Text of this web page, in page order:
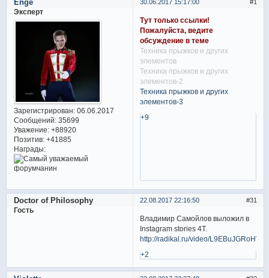
1
30.06.2017 15:17:00
Enge
Эксперт
Зарегистрирован: 06.06.2017
Сообщений:35699
Уважение: +88920
Позитив: +41885
Награды:
Тут только ссылки!
Пожалуйста, ведите
обсуждение в теме
Техника прыжков и других
элементов
Техника прыжков и других
элементов-2
Техника прыжков и других
элементов-3
+9
31
22.08.2017 22:16:50
Doctor of Philosophy
Гость
Владимир Самойлов выложил в
Instagram stories 4T.
http://radikal.ru/video/L9EBuJGRoHV
+2